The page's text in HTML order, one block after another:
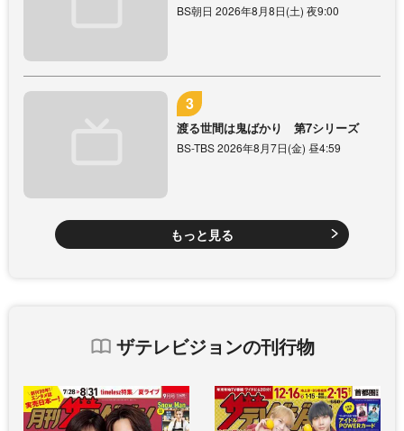
BS朝日 2026年8月8日(土) 夜9:00
渡る世間は鬼ばかり 第7シリーズ
BS-TBS 2026年8月7日(金) 昼4:59
もっと見る
ザテレビジョンの刊行物